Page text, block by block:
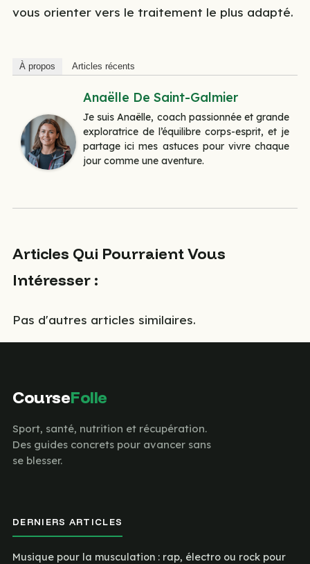
vous orienter vers le traitement le plus adapté.
À propos Articles récents
Anaëlle De Saint-Galmier
Je suis Anaëlle, coach passionnée et grande
exploratrice de l’équilibre corps-esprit, et je
partage ici mes astuces pour vivre chaque
jour comme une aventure.
Articles Qui Pourraient Vous
Intéresser :
Pas d'autres articles similaires.
CourseFolle
Sport, santé, nutrition et récupération.
Des guides concrets pour avancer sans
se blesser.
DERNIERS ARTICLES
Musique pour la musculation : rap, électro ou rock pour